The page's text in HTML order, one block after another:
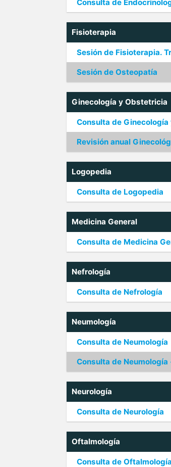
Consulta de
Fisioterapia
Sesión de Fisioterapia.
Sesión de Osteopatía
Ginecología y Obstetricia
Consulta de
Revisión anual
Logopedia
Consulta de Logopedia
Medicina General
Consulta de Medicina
Nefrología
Consulta de Nefrología
Neumología
Consulta de Neumología
Consulta de
Neurología
Consulta de Neurología
Oftalmología
Consulta de Oftalmología